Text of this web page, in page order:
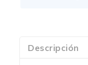
Descripción